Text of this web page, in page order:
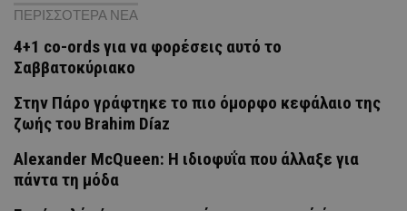
ΠΕΡΙΣΣΟΤΕΡΑ ΝΕΑ
4+1 co-ords για να φορέσεις αυτό το
Σαββατοκύριακο
Στην Πάρο γράφτηκε το πιο όμορφο κεφάλαιο της
ζωής του Brahim Díaz
Alexander McQueen: Η ιδιοφυΐα που άλλαξε για
πάντα τη μόδα